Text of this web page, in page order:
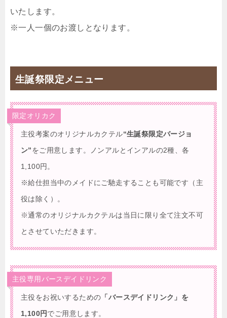
いたします。
※一人一個のお渡しとなります。
生誕祭限定メニュー
限定オリカク
主役考案のオリジナルカクテル“生誕祭限定バージョ
ン”をご用意します。ノンアルとインアルの2種、各
1,100円。
※給仕担当中のメイドにご馳走することも可能です（主
役は除く）。
※通常のオリジナルカクテルは当日に限り全て注文不可
とさせていただきます。
主役専用バースデイドリンク
主役をお祝いするための 「バースデイドリンク」を
1,100円でご用意します。